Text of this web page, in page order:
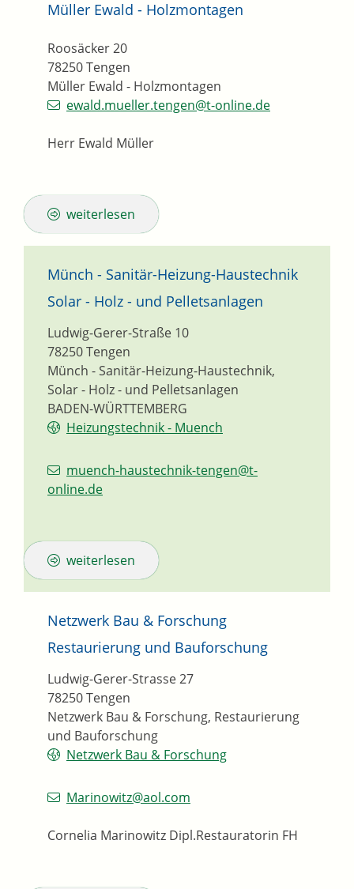
Müller Ewald - Holzmontagen
Müller Ewald - Holzmontagen
Roosäcker 20
78250Tengen
ewald.mueller.tengen@t-online.de
Herr Ewald Müller
weiterlesen
Münch - Sanitär-Heizung-Haustechnik
Solar - Holz - und Pelletsanlagen
Münch - Sanitär-Heizung-Haustechnik,
Solar - Holz - und Pelletsanlagen
Ludwig-Gerer-Straße 10
78250Tengen
BADEN-WÜRTTEMBERG
Heizungstechnik - Muench
muench-haustechnik-tengen@t-
online.de
weiterlesen
Netzwerk Bau & Forschung
Restaurierung und Bauforschung
Netzwerk Bau & Forschung, Restaurierung
und Bauforschung
Ludwig-Gerer-Strasse 27
78250Tengen
Netzwerk Bau & Forschung
Marinowitz@aol.com
Cornelia Marinowitz Dipl.Restauratorin FH